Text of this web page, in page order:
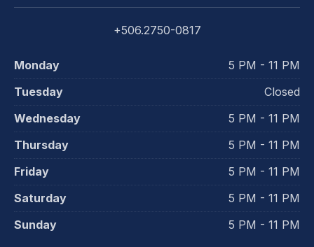
+506.2750-0817
Monday
5 PM - 11 PM
Tuesday
Closed
Wednesday
5 PM - 11 PM
Thursday
5 PM - 11 PM
Friday
5 PM - 11 PM
Saturday
5 PM - 11 PM
Sunday
5 PM - 11 PM